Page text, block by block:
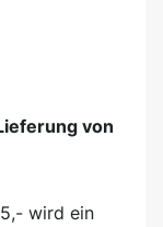
von
wird ein